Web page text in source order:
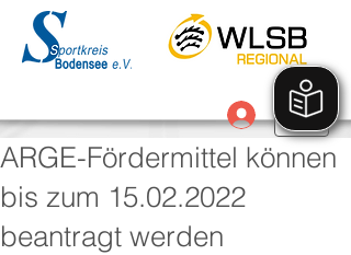
Anmelden
ARGE-Fördermittel können
bis zum 15.02.2022
beantragt werden